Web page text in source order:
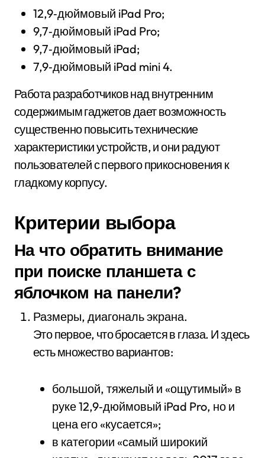
12,9‑дюймовый iPad Pro;
9,7‑дюймовый iPad Pro;
9,7‑дюймовый iPad;
7,9‑дюймовый iPad mini 4.
Работа разработчиков над внутренним
содержимым гаджетов дает возможность
существенно повысить технические
характеристики устройств, и они радуют
пользователей с первого прикосновения к
гладкому корпусу.
Критерии выбора
На что обратить внимание
при поиске планшета с
яблочком на панели?
Размеры, диагональ экрана.
Это первое, что бросается в глаза. И здесь
есть множество вариантов:
большой, тяжелый и «ощутимый» в
руке 12,9‑дюймовый iPad Pro, но и
цена его «кусается»;
в категории «самый широкий